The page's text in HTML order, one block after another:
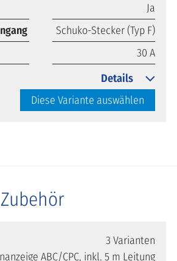
Ja
Schuko-Stecker (Typ F)
30 A
Diese Variante auswählen
Details
3 Varianten